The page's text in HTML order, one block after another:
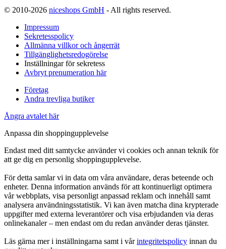
© 2010-2026 niceshops GmbH - All rights reserved.
Impressum
Sekretesspolicy
Allmänna villkor och ångerrät
Tillgänglighetsredogörelse
Inställningar för sekretess
Avbryt prenumeration här
Företag
Andra trevliga butiker
Ångra avtalet här
Anpassa din shoppingupplevelse
Endast med ditt samtycke använder vi cookies och annan teknik för
att ge dig en personlig shoppingupplevelse.
För detta samlar vi in data om våra användare, deras beteende och
enheter. Denna information används för att kontinuerligt optimera
vår webbplats, visa personligt anpassad reklam och innehåll samt
analysera användningsstatistik. Vi kan även matcha dina krypterade
uppgifter med externa leverantörer och visa erbjudanden via deras
onlinekanaler – men endast om du redan använder deras tjänster.
Läs gärna mer i inställningarna samt i vårintegritetspolicy innan du